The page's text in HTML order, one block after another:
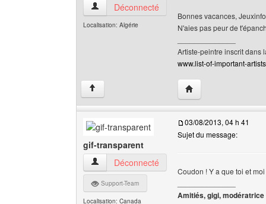
lsdreams Voir le profil de l'utilisateur
Déconnecté
Localisation: Algérie
Bonnes vacances,
N'aies pas peur de
Artiste-peintre inscrit dans
www.list-of-important-
↑ Visiter le site web
gif-transparent
gif-transparent Voir le profil de l'utilisateur
Déconnecté
Support-Team
Localisation: Canada
03/08/2013, 04 h 41
Sujet du message:
Coudon ! Y a que toi et
Amitiés, gigi, modératrice